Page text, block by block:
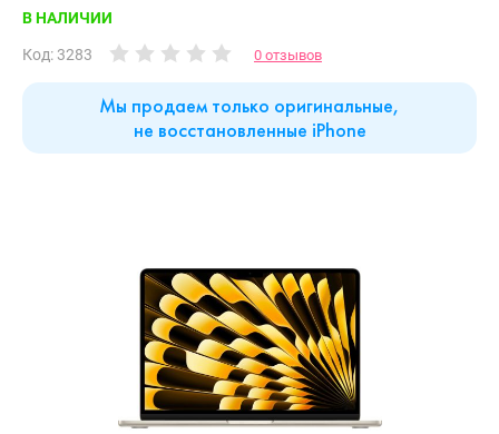
В НАЛИЧИИ
Код: 3283 0 отзывов
Мы продаем только оригинальные,
не восстановленные iPhone